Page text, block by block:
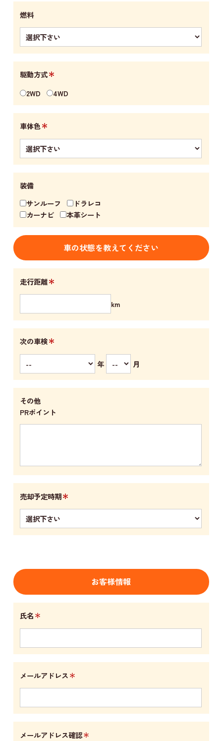
燃料
駆動方式＊
2WD 4WD
車体色＊
装備
サンルーフ
ドラレコ
カーナビ
本革シート
車の状態を教えてください
走行距離＊
km
次の車検＊
年 月
その他
PRポイント
売却予定時期＊
お客様情報
氏名＊
メールアドレス＊
メールアドレス確認＊